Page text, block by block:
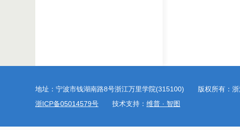
地址：宁波市钱湖南路8号浙江万里学院(315100) 版权所有：浙
浙ICP备05014579号 技术支持： 维普 · 智图